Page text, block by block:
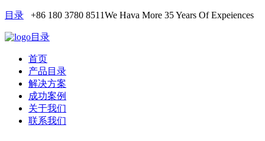
目录 +86 180 3780 8511We Hava More 35 Years Of Expeiences
目录
首页
产品目录
解决方案
成功案例
关于我们
联系我们